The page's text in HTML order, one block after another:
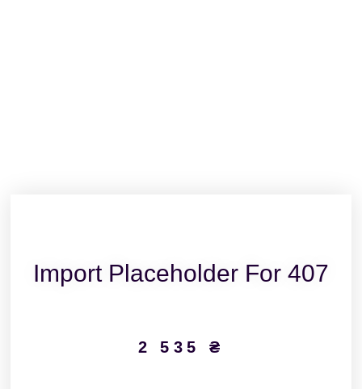
Import Placeholder For 407
2 535 ₴